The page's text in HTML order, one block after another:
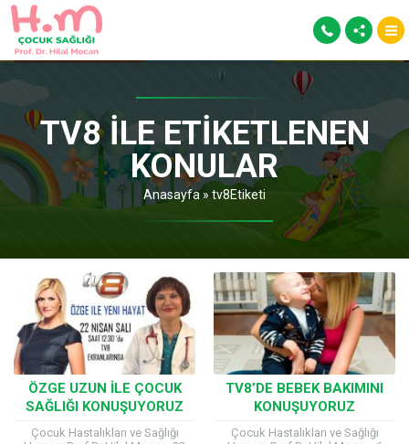
TV8 ILE ETIKETLENEN
KONULAR
Anasayfa» tv8Etiketi
ÖZGE UZUN ILE ÇOCUK
SAĞLIĞI KONUŞUYORUZ
Çocuk Hastalıkları ve Sağlığı
TV8’DE BEBEK BAKIMINI
KONUŞUYORUZ
Çocuk Hastalıkları ve Sağlığı